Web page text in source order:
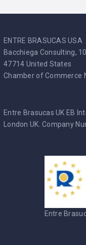
ENTRE BRASUCAS USA
Bacchiega Consulting,
47714 United States
Chamber of Commerce
Entre Brasucas UK EB
London UK. Company
Entre